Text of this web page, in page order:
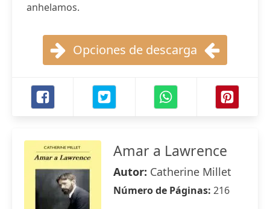
anhelamos.
Opciones de descarga
Amar a Lawrence
Autor: Catherine Millet
Número de Páginas: 216